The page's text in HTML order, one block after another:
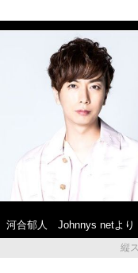
河合郁人 Johnnys netより
縦